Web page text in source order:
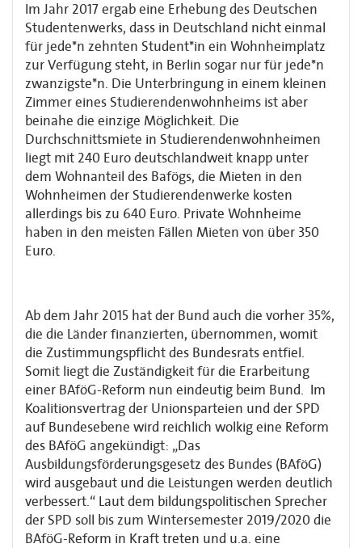
Im Jahr 2017 ergab eine Erhebung des Deutschen
Studentenwerks, dass in Deutschland nicht einmal
für jede*n zehnten Student*in ein Wohnheimplatz
zur Verfügung steht, in Berlin sogar nur für jede*n
zwanzigste*n. Die Unterbringung in einem kleinen
Zimmer eines Studierendenwohnheims ist aber
beinahe die einzige Möglichkeit. Die
Durchschnittsmiete in Studierendenwohnheimen
liegt mit 240 Euro deutschlandweit knapp unter
dem Wohnanteil des Bafögs, die Mieten in den
Wohnheimen der Studierendenwerke kosten
allerdings bis zu 640 Euro. Private Wohnheime
haben in den meisten Fällen Mieten von über 350
Euro.
Ab dem Jahr 2015 hat der Bund auch die vorher 35%,
die die Länder finanzierten, übernommen, womit
die Zustimmungspflicht des Bundesrats entfiel.
Somit liegt die Zuständigkeit für die Erarbeitung
einer BAföG-Reform nun eindeutig beim Bund. Im
Koalitionsvertrag der Unionsparteien und der SPD
auf Bundesebene wird reichlich wolkig eine Reform
des BAföG angekündigt: „Das
Ausbildungsförderungsgesetz des Bundes (BAföG)
wird ausgebaut und die Leistungen werden deutlich
verbessert.“ Laut dem bildungspolitischen Sprecher
der SPD soll bis zum Wintersemester 2019/2020 die
BAföG-Reform in Kraft treten und u.a. eine